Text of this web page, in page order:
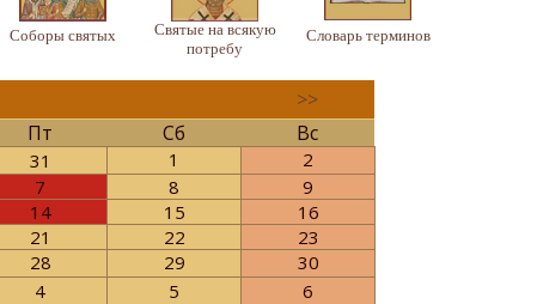
Соборы святых
Святые на всякую
потребу
Словарь терминов
>>
Пт Сб Вс
31 1
2
7 8
9
14 15
16
21 22
23
28 29
30
4 5 6